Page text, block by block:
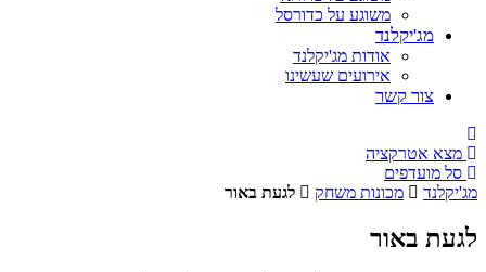
משוגע על כדורסל
מג'יקלנד
אודות מג'יקלנד
אירועים שעשינו
צור קשר
מצא אטרקציה
סל מועדפים
מכונות משחק לגעת באור
באור